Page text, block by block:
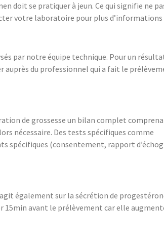
doit se pratiquer à jeun. Ce qui signifie ne
votre laboratoire pour plus d’informations
par notre équipe technique. Pour un
du professionnel qui a fait le
de grossesse un bilan complet
nécessaire. Des tests spécifiques comme
spécifiques (consentement, rapport
également sur la sécrétion de
avant le prélèvement car elle